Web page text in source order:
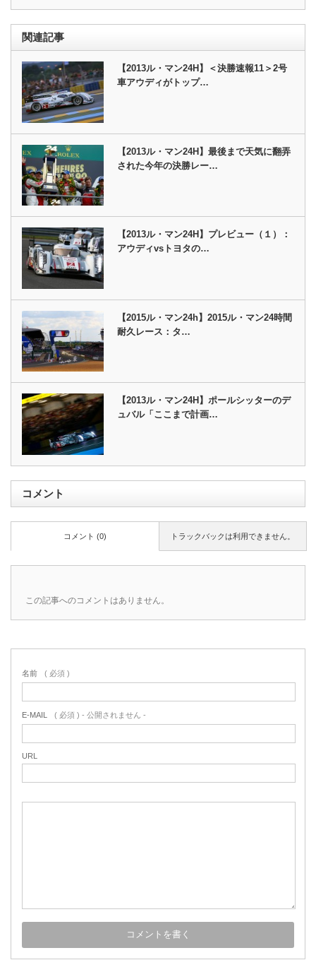
関連記事
【2013ル・マン24H】＜決勝速報11＞2号
車アウディがトップ…
【2013ル・マン24H】最後まで天気に翻弄
された今年の決勝レー…
【2013ル・マン24H】プレビュー（１）：
アウディvsトヨタの…
【2015ル・マン24h】2015ル・マン24時間
耐久レース：タ…
【2013ル・マン24H】ポールシッターのデ
ュバル「ここまで計画…
コメント
トラックバックは利用できません。
コメント (0)
この記事へのコメントはありません。
名前 ( 必須 )
E-MAIL ( 必須 ) - 公開されません -
URL